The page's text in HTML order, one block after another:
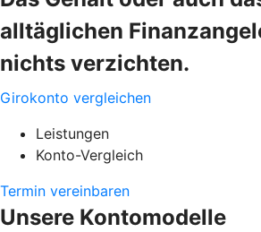
alltäglichen
nichts verzichten.
Girokonto vergleichen
Leistungen
Konto-Vergleich
Termin vereinbaren
Unsere Kontomodelle